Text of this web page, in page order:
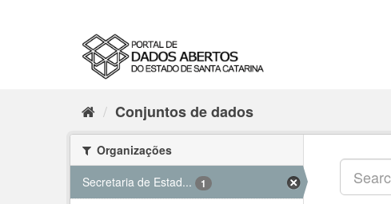
Conjuntos de dados
Organizações
Secretaria de Estad...
1